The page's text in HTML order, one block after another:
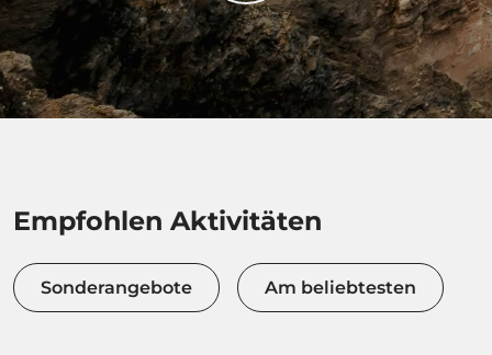
Empfohlen Aktivitäten
Sonderangebote Am beliebtesten